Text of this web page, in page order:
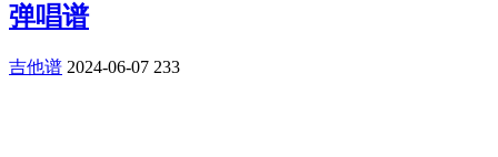
弹唱谱
吉他谱 2024-06-07 233